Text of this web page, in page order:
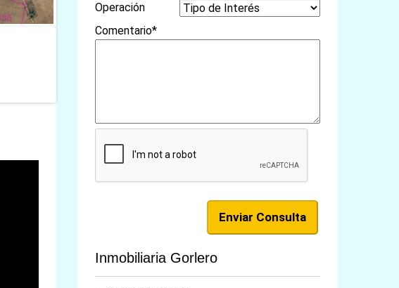
Operación
Comentario*
Inmobiliaria Gorlero